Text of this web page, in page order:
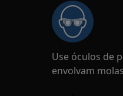
Use óculos de
envolvam